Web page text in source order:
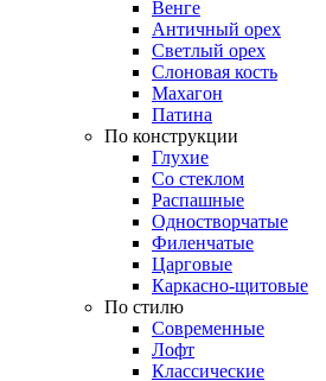
Венге
Античный орех
Светлый орех
Слоновая кость
Махагон
Патина
По конструкции
Глухие
Со стеклом
Распашные
Одностворчатые
Филенчатые
Царговые
Каркасно-щитовые
По стилю
Современные
Лофт
Классические